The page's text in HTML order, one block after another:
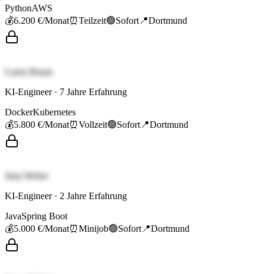
PythonAWS
💰6.200 €/Monat⏰Teilzeit🟢Sofort 📍Dortmund
Laura Braun
KI-Engineer· 7 Jahre Erfahrung
DockerKubernetes
💰5.800 €/Monat⏰Vollzeit🟢Sofort 📍Dortmund
Jana Weber
KI-Engineer· 2 Jahre Erfahrung
JavaSpring Boot
💰5.000 €/Monat⏰Minijob🟢Sofort 📍Dortmund